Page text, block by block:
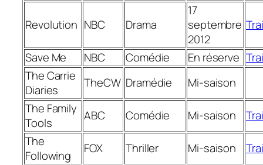
Revolution NBC Drama
17
septembre
2012
Save Me NBC Comédie En réserve
The Carrie
Diaries
TheCW Dramédie
Mi-saison
The Family
Tools
ABC Comédie Mi-saison
The
Following
FOX Thriller Mi-saison